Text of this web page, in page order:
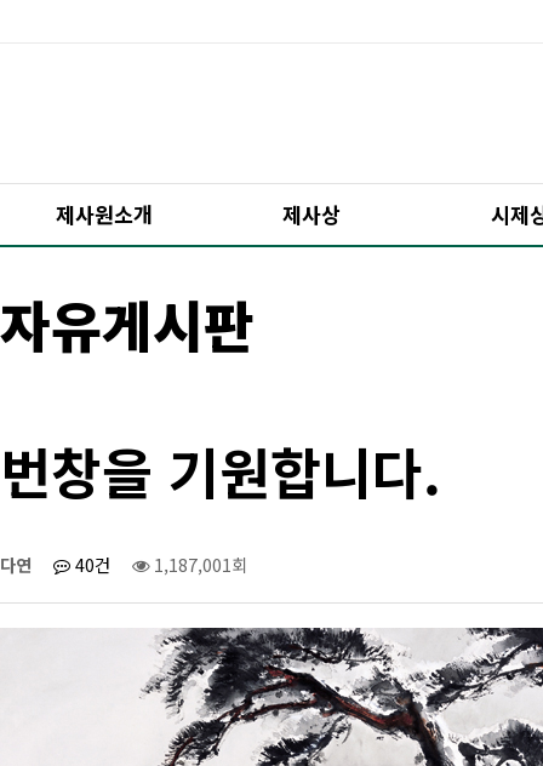
제사원소개 제사상 시제
자유게시판
번창을 기원합니다.
다연 40건 1,187,001회